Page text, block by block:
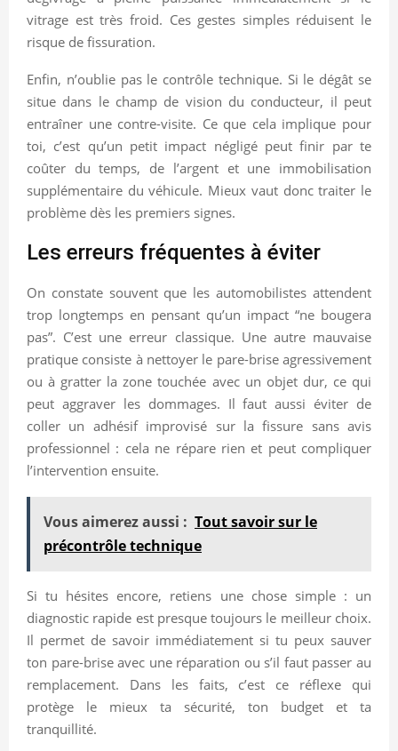
vitrage est très froid. Ces gestes simples réduisent le
risque de fissuration.
Enfin, n’oublie pas le contrôle technique. Si le dégât se
situe dans le champ de vision du conducteur, il peut
entraîner une contre-visite. Ce que cela implique pour
toi, c’est qu’un petit impact négligé peut finir par te
coûter du temps, de l’argent et une immobilisation
supplémentaire du véhicule. Mieux vaut donc traiter le
problème dès les premiers signes.
Les erreurs fréquentes à éviter
On constate souvent que les automobilistes attendent
trop longtemps en pensant qu’un impact “ne bougera
pas”. C’est une erreur classique. Une autre mauvaise
pratique consiste à nettoyer le pare-brise agressivement
ou à gratter la zone touchée avec un objet dur, ce qui
peut aggraver les dommages. Il faut aussi éviter de
coller un adhésif improvisé sur la fissure sans avis
professionnel : cela ne répare rien et peut compliquer
l’intervention ensuite.
Vous aimerez aussi : Tout savoir sur le
précontrôle technique
Si tu hésites encore, retiens une chose simple : un
diagnostic rapide est presque toujours le meilleur choix.
Il permet de savoir immédiatement si tu peux sauver
ton pare-brise avec une réparation ou s’il faut passer au
remplacement. Dans les faits, c’est ce réflexe qui
protège le mieux ta sécurité, ton budget et ta
tranquillité.